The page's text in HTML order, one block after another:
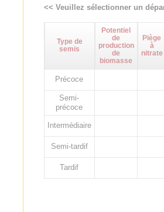
<< Veuillez sélectionner un
Type de
semis
Potentiel
de
production
de
biomasse
Piège
à
nitrate
Précoce
Semi-
précoce
Intermédiaire
Semi-tardif
Tardif